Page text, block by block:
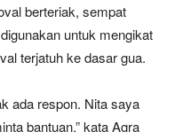
berteriak, sempat
untuk mengikat
terjatuh ke dasar gua.
ada respon. Nita saya
bantuan,” kata Agra